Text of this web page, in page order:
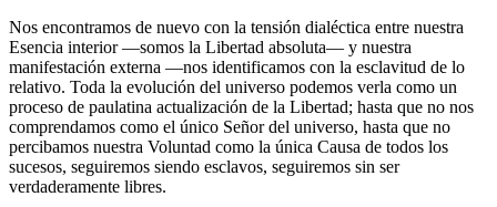
Nos encontramos de nuevo con la tensión dialéctica entre nuestra
Esencia interior ―somos la Libertad absoluta― y nuestra
manifestación externa ―nos identificamos con la esclavitud de lo
relativo. Toda la evolución del universo podemos verla como un
proceso de paulatina actualización de la Libertad; hasta que no nos
comprendamos como el único Señor del universo, hasta que no
percibamos nuestra Voluntad como la única Causa de todos los
sucesos, seguiremos siendo esclavos, seguiremos sin ser
verdaderamente libres.